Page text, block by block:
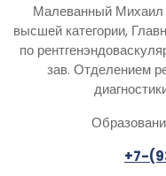
Малеванный
высшей категории,
по
зав. Отделением
+7-